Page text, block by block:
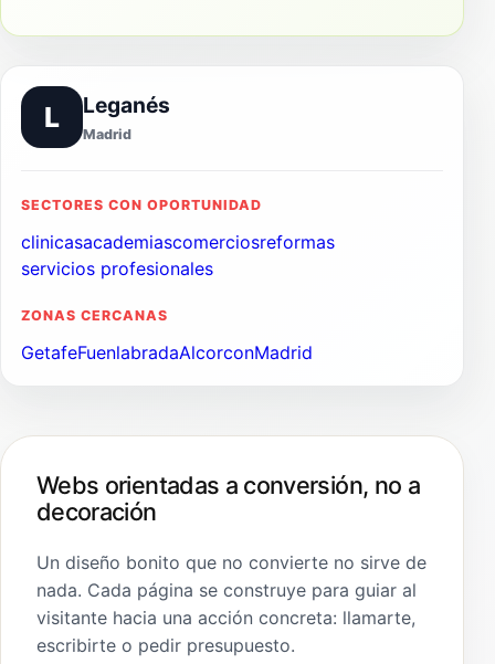
L Leganés
Madrid
SECTORES CON OPORTUNIDAD
clinicasacademiascomerciosreformas
servicios profesionales
ZONAS CERCANAS
GetafeFuenlabradaAlcorconMadrid
Webs orientadas a conversión, no a
decoración
Un diseño bonito que no convierte no sirve de
nada. Cada página se construye para guiar al
visitante hacia una acción concreta: llamarte,
escribirte o pedir presupuesto.